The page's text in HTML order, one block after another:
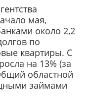
мая,
около 2,2
по
квартиры. С
на 13% (за
областной
займами